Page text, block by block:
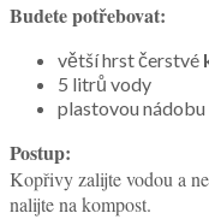
Budete potřebovat:
větší hrst čerstvé
5 litrů vody
plastovou nádobu
Postup:
Kopřivy zalijte vodou a
nalijte na kompost.